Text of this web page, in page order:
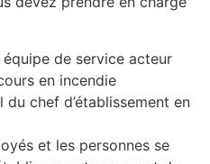
équipe de service acteur
en incendie
chef d’établissement en
et les personnes se